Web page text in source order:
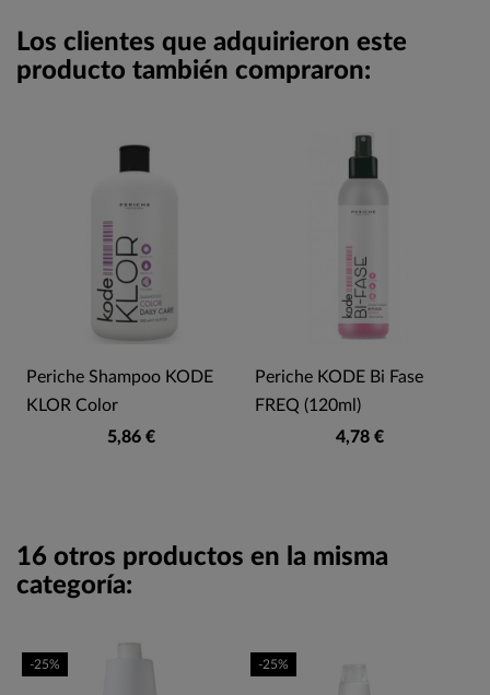
Los clientes que adquirieron este
producto también compraron:
Periche Shampoo KODE
KLOR Color
5,86 €
Periche KODE Bi Fase
FREQ (120ml)
4,78 €
16 otros productos en la misma
categoría:
-25% -25%